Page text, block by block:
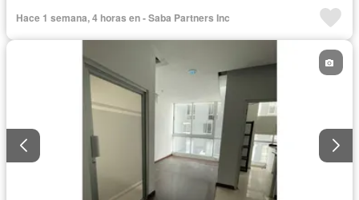
Hace 1 semana, 4 horas en - Saba Partners Inc